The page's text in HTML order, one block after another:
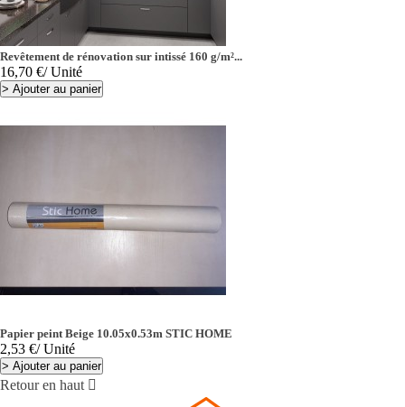
Revêtement de rénovation sur intissé 160 g/m²...
Prix
16,70 €/ Unité
> Ajouter au panier
Papier peint Beige 10.05x0.53m STIC HOME
Prix
2,53 €/ Unité
> Ajouter au panier
Retour en haut 